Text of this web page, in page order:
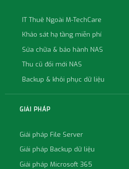
IT Thuê Ngoài M-TechCare
Khảo sát hạ tầng miễn phí
Sửa chữa & bảo hành NAS
Thu cũ đổi mới NAS
Backup & khôi phục dữ liệu
GIẢI PHÁP
Giải pháp File Server
Giải pháp Backup dữ liệu
Giải pháp Microsoft 365